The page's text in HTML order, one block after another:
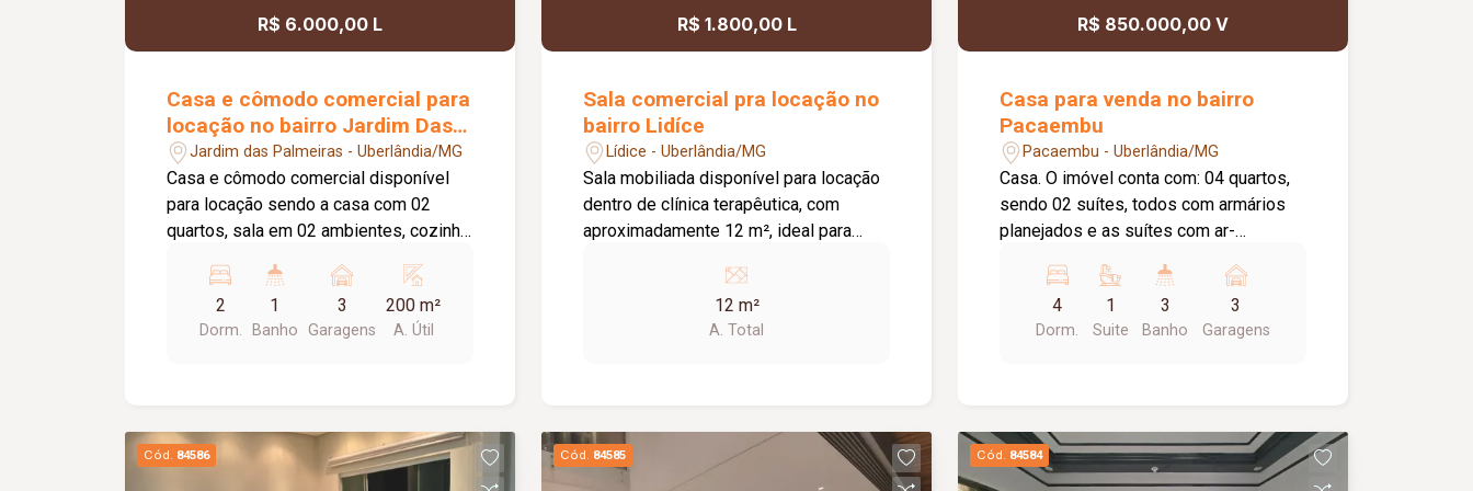
R$ 6.000,00 L
Casa e cômodo comercial para
locação no bairro Jardim Das
Palmeiras
Jardim das Palmeiras - Uberlândia/MG
Casa e cômodo comercial disponível
para locação sendo a casa com 02
quartos, sala em 02 ambientes, cozinha
social, área de serviço, varanda, 03
vagas de estacionamento, na frente o
cômodo comercial medindo
Água está incluso no valor do aluguel.
Cômodo comercial possui habite- se.
2
Dorm.
1
Banho
3
Garagens
200 m²
A. Útil
R$ 1.800,00 L
Sala comercial pra locação no
bairro Lidíce
Lídice - Uberlândia/MG
Sala mobiliada disponível para locação
dentro de clínica terapêutica, com
aproximadamente 12 m², ideal para
estruturado, confortável e pronto para
utilização. O espaço conta com ar-
condicionado, armário e área destinada
ainda dois banheiros, sala de espera,
copa e espaço para reuniões,
12 m²
A. Total
R$ 850.000,00 V
Casa para venda no bairro
Pacaembu
Pacaembu - Uberlândia/MG
Casa. O imóvel conta com: 04 quartos,
sendo 02 suítes, todos com armários
planejados e as suítes com ar-
com painel e ar-condicionado; Copa;
Lavabo; Banheiro social; Cozinha com
armários planejados; Lavanderia ampla;
garagem; Diferenciais: Mesa com 10
cadeiras na área gourmet; Área da
4
Dorm.
1
Suite
3
Banho
3
Garagens
Cód. 84586 Cód. 84585 Cód. 84584